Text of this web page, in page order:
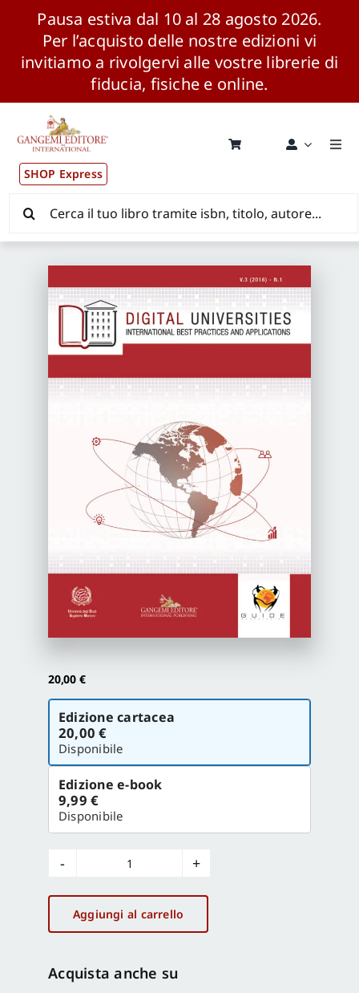
Pausa estiva dal 10 al 28 agosto 2026.
Per l’acquisto delle nostre edizioni vi
invitiamo a rivolgervi alle vostre librerie di
fiducia, fisiche e online.
contenuto
SHOP Express
Pubblicazioni
News ed Eventi
Distribuzione Wolrdwide
CONSIP / MEPA / ANVUR / CINECA
Proposte di pubblicazione
Newsletter
per:
20,00 €
Scegli
versione
Edizione cartacea
20,00 €
Disponibile
Edizione e-book
9,99 €
Disponibile
Digital
Universities
V.3
(2016)
1
Aggiungi al carrello
Acquista anche su